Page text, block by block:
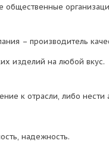
общественные
– производитель
изделий на любой вкус.
к отрасли, либо нести
надежность.